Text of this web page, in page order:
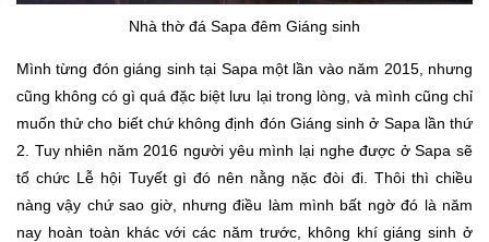
Nhà thờ đá Sapa đêm Giáng sinh
Mình từng đón giáng sinh tại Sapa một lần vào năm 2015, nhưng
cũng không có gì quá đặc biệt lưu lại trong lòng, và mình cũng chỉ
muốn thử cho biết chứ không định đón Giáng sinh ở Sapa lần thứ
2. Tuy nhiên năm 2016 người yêu mình lại nghe được ở Sapa sẽ
tổ chức Lễ hội Tuyết gì đó nên nằng nặc đòi đi. Thôi thì chiều
nàng vậy chứ sao giờ, nhưng điều làm mình bất ngờ đó là năm
nay hoàn toàn khác với các năm trước, không khí giáng sinh ở